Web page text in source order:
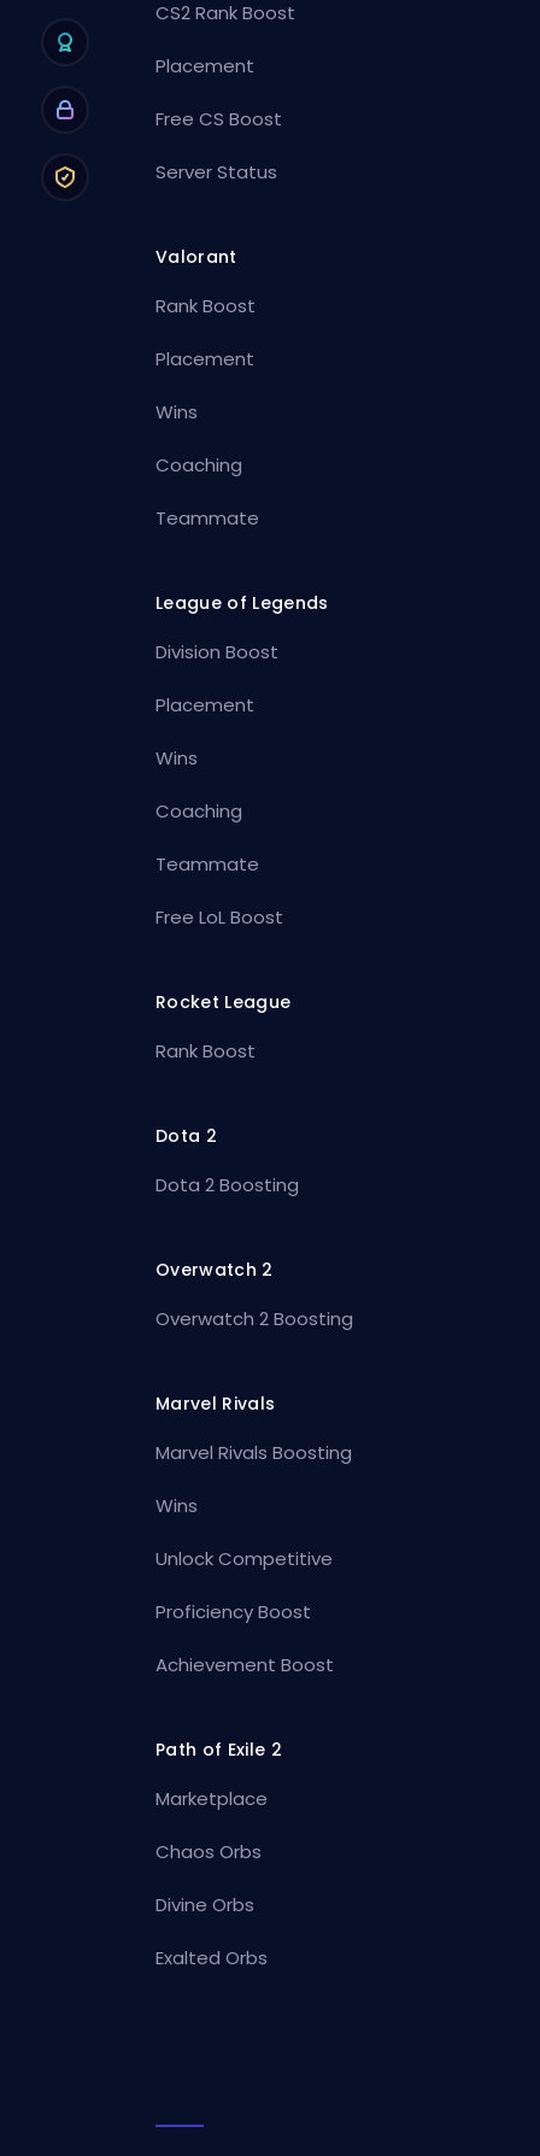
CS2 Rank Boost
Placement
Free CS Boost
Server Status
Valorant
Rank Boost
Placement
Wins
Coaching
Teammate
League of Legends
Division Boost
Placement
Wins
Coaching
Teammate
Free LoL Boost
Rocket League
Rank Boost
Dota 2
Dota 2 Boosting
Overwatch 2
Overwatch 2 Boosting
Marvel Rivals
Marvel Rivals Boosting
Wins
Unlock Competitive
Proficiency Boost
Achievement Boost
Path of Exile 2
Marketplace
Chaos Orbs
Divine Orbs
Exalted Orbs